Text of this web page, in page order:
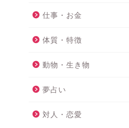
仕事・お金
体質・特徴
動物・生き物
夢占い
対人・恋愛